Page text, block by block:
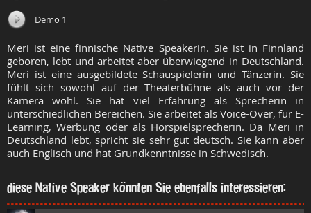
Demo 1
Meri ist eine finnische Native Speakerin. Sie ist in Finnland
geboren, lebt und arbeitet aber überwiegend in Deutschland.
Meri ist eine ausgebildete Schauspielerin und Tänzerin. Sie
fühlt sich sowohl auf der Theaterbühne als auch vor der
Kamera wohl. Sie hat viel Erfahrung als Sprecherin in
unterschiedlichen Bereichen. Sie arbeitet als Voice-Over, für E-
Learning, Werbung oder als Hörspielsprecherin. Da Meri in
Deutschland lebt, spricht sie sehr gut deutsch. Sie kann aber
auch Englisch und hat Grundkenntnisse in Schwedisch.
diese Native Speaker könnten Sie ebenfalls interessieren: